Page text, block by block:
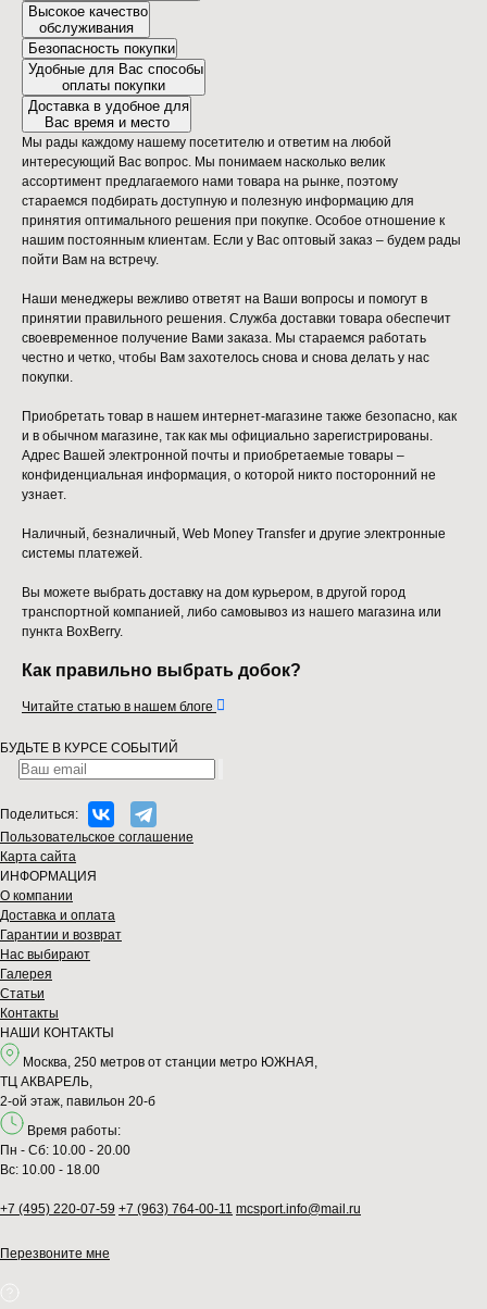
Высокое качество
обслуживания
Безопасность покупки
Удобные для Вас способы
оплаты покупки
Доставка в удобное для
Вас время и место
Мы рады каждому нашему посетителю и ответим на любой
интересующий Вас вопрос. Мы понимаем насколько велик
ассортимент предлагаемого нами товара на рынке, поэтому
стараемся подбирать доступную и полезную информацию для
принятия оптимального решения при покупке. Особое отношение к
нашим постоянным клиентам. Если у Вас оптовый заказ – будем рады
пойти Вам на встречу.
Наши менеджеры вежливо ответят на Ваши вопросы и помогут в
принятии правильного решения. Служба доставки товара обеспечит
своевременное получение Вами заказа. Мы стараемся работать
честно и четко, чтобы Вам захотелось снова и снова делать у нас
покупки.
Приобретать товар в нашем интернет-магазине также безопасно, как
и в обычном магазине, так как мы официально зарегистрированы.
Адрес Вашей электронной почты и приобретаемые товары –
конфиденциальная информация, о которой никто посторонний не
узнает.
Наличный, безналичный, Web Money Transfer и другие электронные
системы платежей.
Вы можете выбрать доставку на дом курьером, в другой город
транспортной компанией, либо самовывоз из нашего магазина или
пункта BoxBerry.
Как правильно выбрать добок?
Читайте статью в нашем блоге 
БУДЬТЕ В КУРСЕ СОБЫТИЙ
Поделиться:
Пользовательское соглашение
Карта сайта
ИНФОРМАЦИЯ
О компании
Доставка и оплата
Гарантии и возврат
Нас выбирают
Галерея
Статьи
Контакты
НАШИ КОНТАКТЫ
Москва, 250 метров от станции метро ЮЖНАЯ,
ТЦ АКВАРЕЛЬ,
2-ой этаж, павильон 20-б
Время работы:
Пн - Сб: 10.00 - 20.00
Вс: 10.00 - 18.00
+7 (495) 220-07-59 +7 (963) 764-00-11 mcsport.info@mail.ru
Перезвонитe мне